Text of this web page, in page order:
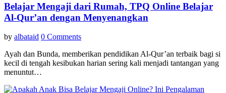
Belajar Mengaji dari Rumah, TPQ Online Belajar
Al-Qur’an dengan Menyenangkan
by albataid 0 Comments
Ayah dan Bunda, memberikan pendidikan Al-Qur’an terbaik bagi si
kecil di tengah kesibukan harian sering kali menjadi tantangan yang
menuntut…